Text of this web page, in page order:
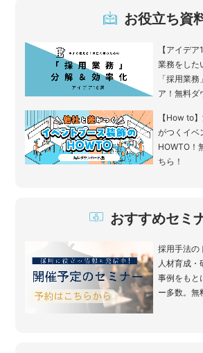
お役立ち資
【アイデ
業務をした
「採用業
ア！無料ダ
【How to
がつくイベ
HOWTO！
ちら！
おすすめセミ
採用手法の
人材育成・
事例をもと
ー多数。無